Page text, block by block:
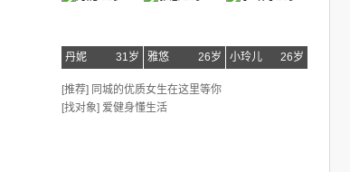
丹妮 31岁 雅悠 26岁 小玲儿 26岁
[推荐] 同城的优质女生在这里等你
[找对象] 爱健身懂生活